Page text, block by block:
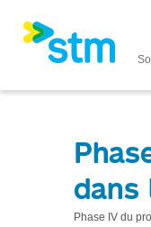
dans
Phase IV du